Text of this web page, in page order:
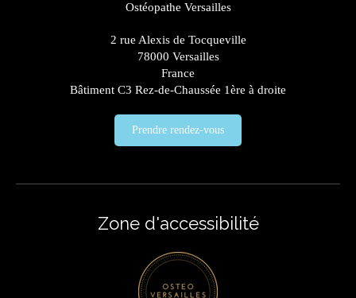
Ostéopathe Versailles
2 rue Alexis de Tocqueville
78000 Versailles
France
Bâtiment C3 Rez-de-Chaussée 1ère à droite
Prendre rendez-vous
Zone d'accessibilité